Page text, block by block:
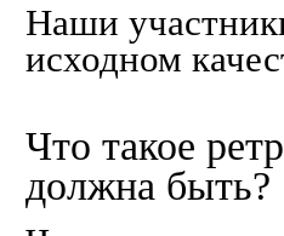
Наши
исходном
Что такое
должна быть?